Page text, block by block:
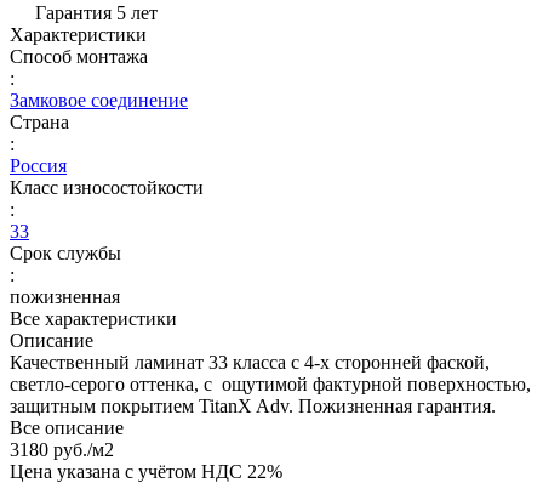
Гарантия 5 лет
Характеристики
Способ монтажа
:
Замковое соединение
Страна
:
Россия
Класс износостойкости
:
33
Срок службы
:
пожизненная
Все характеристики
Описание
Качественный ламинат 33 класса с 4-х сторонней фаской,
светло-серого оттенка, с ощутимой фактурной поверхностью,
защитным покрытием TitanX Adv. Пожизненная гарантия.
Все описание
3180 руб./м2
Цена указана с учётом НДС 22%